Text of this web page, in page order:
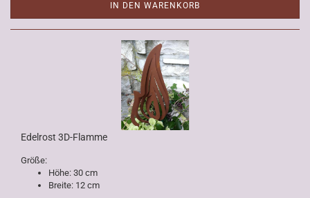
IN DEN WARENKORB
Edelrost 3D-Flamme
Größe:
Höhe: 30 cm
Breite: 12 cm